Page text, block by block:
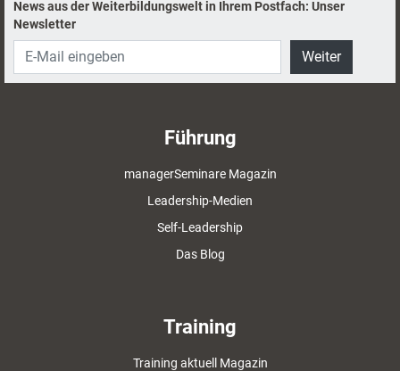
News aus der Weiterbildungswelt in Ihrem Postfach: Unser
Newsletter
Weiter
Führung
managerSeminare Magazin
Leadership-Medien
Self-Leadership
Das Blog
Training
Training aktuell Magazin